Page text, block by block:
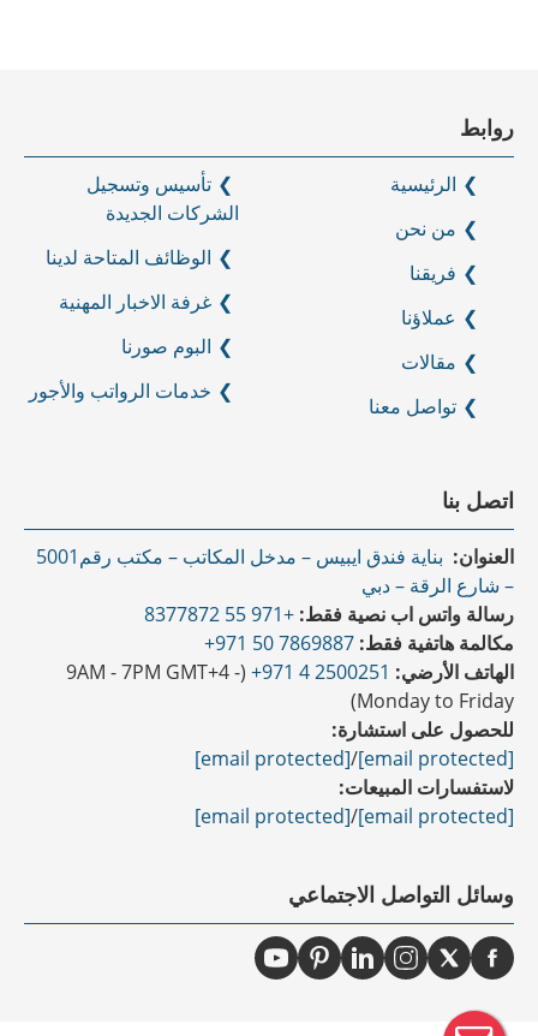
روابط
الرئيسية
من نحن
فريقنا
عملاؤنا
مقالات
تواصل معنا
تأسيس وتسجيل
الشركات الجديدة
الوظائف المتاحة لدينا
غرفة الاخبار المهنية
البوم صورنا
خدمات الرواتب والأجور
اتصل بنا
العنوان:
بناية فندق ايبيس – مدخل المكاتب – مكتب رقم5001
– شارع الرقة – دبي
رسالة واتس اب نصية فقط: +971 55 8377872
مكالمة هاتفية فقط: 7869887 50 971+
الهاتف الأرضي: 2500251 4 971+
(9AM - 7PM GMT+4 -
Monday to Friday)
للحصول على استشارة:
[email protected]
/
[email protected]
لاستفسارات المبيعات:
[email protected]
/
[email protected]
وسائل التواصل الاجتماعي